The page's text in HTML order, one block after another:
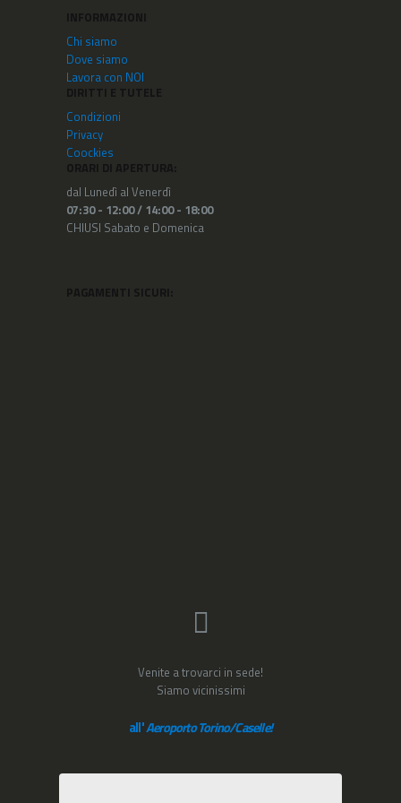
Chi siamo
Dove siamo
Lavora con NOI
Condizioni
Privacy
Coockies
dal Lunedì al Venerdì
07:30 - 12:00 / 14:00 - 18:00
CHIUSI Sabato e Domenica
Venite a trovarci in sede!
Siamo vicinissimi
all'Aeroporto Torino/Caselle!